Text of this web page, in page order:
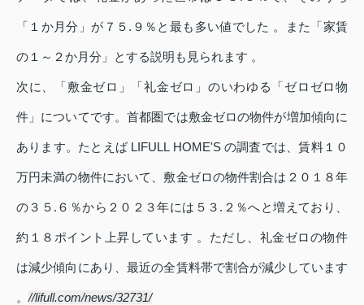
「１か月分」が７５.９％と最も多い値でした 。また「家賃
の１～２か月分」とする説明も見られます 。
次に、「敷金ゼロ」「礼金ゼロ」のいわゆる「ゼロゼロ物
件」についてです。首都圏では敷金ゼロの物件が増加傾向に
あります。たとえば LIFULL HOME'S の調査では、賃料１０
万円未満の物件において、敷金ゼロの物件割合は２０１８年
の３５.６％から２０２３年には５３.２％へと増えており、
約１８ポイント上昇しています 。ただし、礼金ゼロの物件
は減少傾向にあり、最近の全賃料帯で割合が減少しています
。//lifull.com/news/32731/